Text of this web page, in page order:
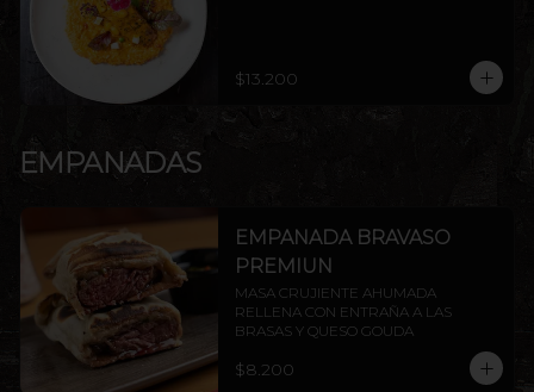
$13.200
EMPANADAS
EMPANADA BRAVASO
PREMIUN
MASA CRUJIENTE AHUMADA
RELLENA CON ENTRAÑA A LAS
BRASAS Y QUESO GOUDA
$8.200